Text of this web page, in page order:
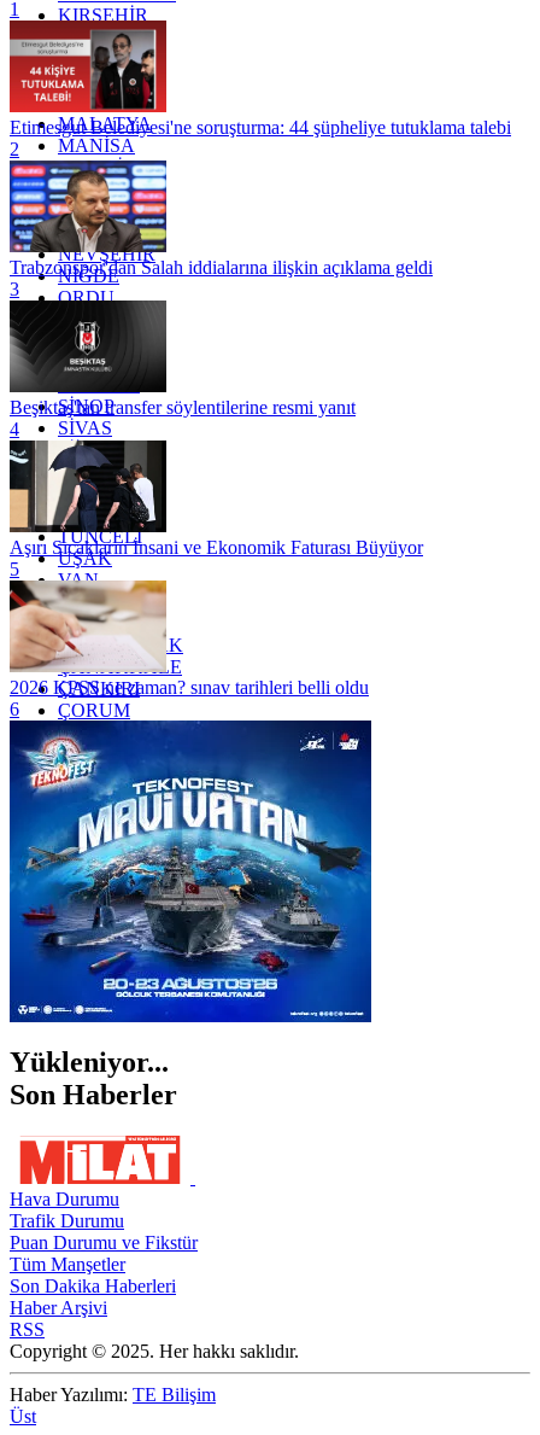
KIRŞEHİR
KOCAELİ
KONYA
KÜTAHYA
KİLİS
MALATYA
MANİSA
MARDİN
MERSİN
MUĞLA
MUŞ
NEVŞEHİR
NİĞDE
ORDU
OSMANİYE
RİZE
SAKARYA
SİNOP
SİVAS
SİİRT
TEKİRDAĞ
TOKAT
TRABZON
TUNCELİ
UŞAK
VAN
YALOVA
YOZGAT
ZONGULDAK
ÇANAKKALE
ÇANKIRI
ÇORUM
İSTANBUL
İZMİR
ŞANLIURFA
ŞIRNAK
1
Etimesgut Belediyesi'ne soruşturma: 44 şüpheliye tutuklama talebi
2
Trabzonspor'dan Salah iddialarına ilişkin açıklama geldi
3
Beşiktaş'tan transfer söylentilerine resmi yanıt
4
Aşırı Sıcakların İnsani ve Ekonomik Faturası Büyüyor
5
2026 KPSS ne zaman? sınav tarihleri belli oldu
6
Yükleniyor...
Son Haberler
Hava Durumu
Trafik Durumu
Puan Durumu ve Fikstür
Tüm Manşetler
Son Dakika Haberleri
Haber Arşivi
RSS
Copyright © 2025. Her hakkı saklıdır.
Haber Yazılımı: TE Bilişim
Üst